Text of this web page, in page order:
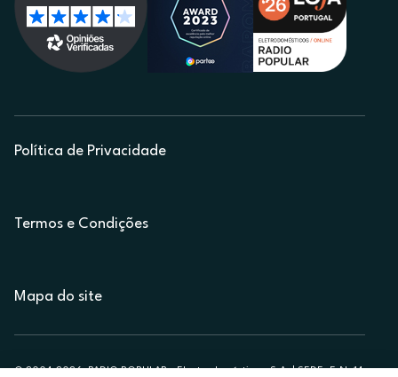
Política de Privacidade
Termos e Condições
Mapa do site
© 2004-2026, RADIO POPULAR - Electrodomésticos, S.A. | SEDE: E.N. 14